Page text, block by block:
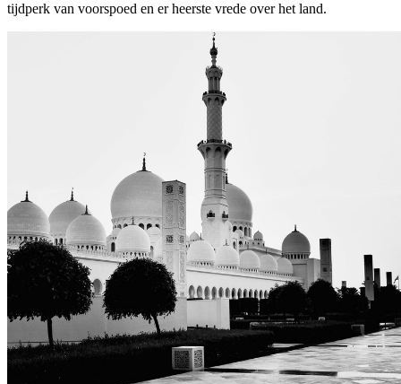
tijdperk van voorspoed en er heerste vrede over het land.